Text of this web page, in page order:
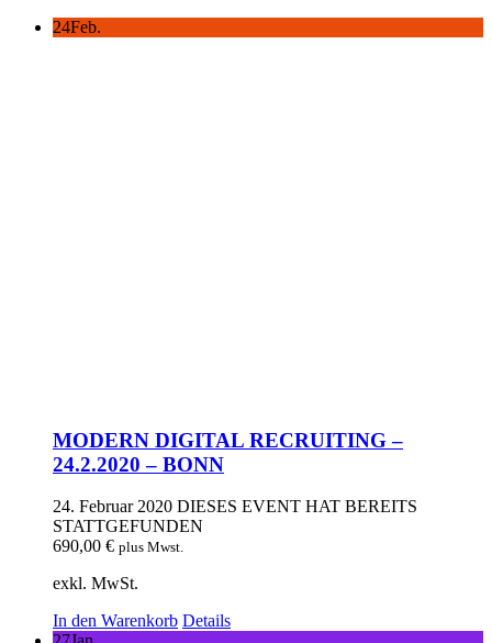
24Feb.
MODERN DIGITAL RECRUITING –
24.2.2020 – BONN
24. Februar 2020 DIESES EVENT HAT BEREITS
STATTGEFUNDEN
690,00 € plus Mwst.
exkl. MwSt.
In den Warenkorb Details